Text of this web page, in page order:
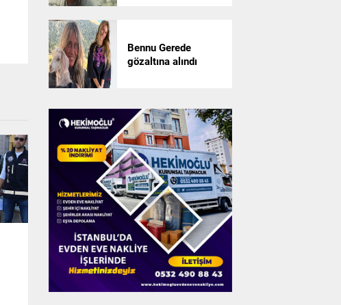
Bennu Gerede
gözaltına alındı